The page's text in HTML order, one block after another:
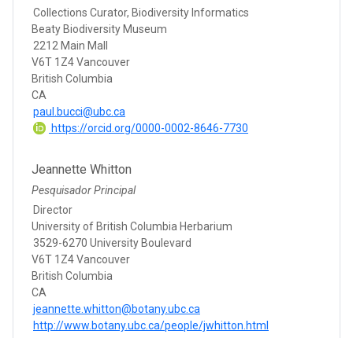
Collections Curator, Biodiversity Informatics
Beaty Biodiversity Museum
2212 Main Mall
V6T 1Z4 Vancouver
British Columbia
CA
paul.bucci@ubc.ca
https://orcid.org/0000-0002-8646-7730
Jeannette Whitton
Pesquisador Principal
Director
University of British Columbia Herbarium
3529-6270 University Boulevard
V6T 1Z4 Vancouver
British Columbia
CA
jeannette.whitton@botany.ubc.ca
http://www.botany.ubc.ca/people/jwhitton.html